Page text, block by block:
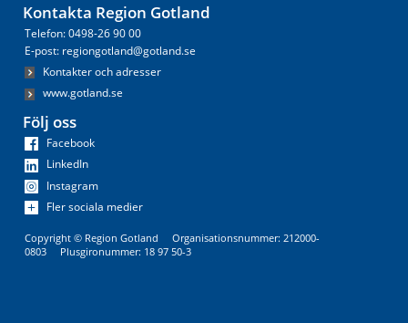
Kontakta Region Gotland
Telefon: 0498-26 90 00
E-post: regiongotland@gotland.se
Kontakter och adresser
www.gotland.se
Följ oss
Facebook
LinkedIn
Instagram
Fler sociala medier
Copyright © Region Gotland Organisationsnummer: 212000-
0803 Plusgironummer: 18 97 50-3